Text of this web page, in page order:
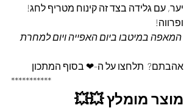
יער, עם גלידה בצד זה קינוח מטריף לחג!
ופרווה!
אהבתם?  תלחצו על ה-❤ בסוף המתכון
***********
מוצר מומלץ 💥💥